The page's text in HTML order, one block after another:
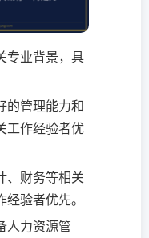
专业背景，具
的管理能力和
工作经验者优
、财务等相关
验者优先。
人力资源管